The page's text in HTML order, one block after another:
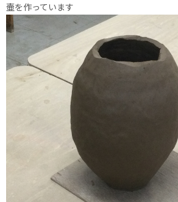
壷を作っています